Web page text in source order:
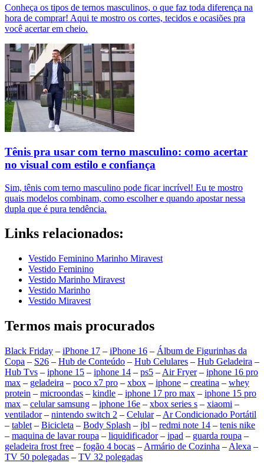
Conheça os tipos de ternos masculinos, o que faz toda diferença na
hora de comprar! Aqui te mostro os cortes, tecidos e ocasiões pra
você acertar em cheio.
Tênis pra usar com terno masculino: como acertar
no visual com estilo e confiança
Sim, tênis com terno masculino pode ficar incrível! Eu te mostro
quais modelos combinam, como escolher e quando apostar nessa
dupla que é pura tendência.
Links relacionados:
Vestido Feminino Marinho Miravest
Vestido Feminino
Vestido Marinho Miravest
Vestido Marinho
Vestido Miravest
Termos mais procurados
Black Friday – iPhone 17 – iPhone 16 – Álbum de Figurinhas da
Copa – S26 – Hub de Conteúdo – Hub Celulares – Hub Geladeira –
Hub Tvs – iphone 15 – iphone 14 – ps5 – Air Fryer– iphone 16 pro
max – geladeira – poco x7 pro – xbox – iphone – creatina – whey
protein – microondas – kindle – iphone 17 pro max – iphone 15 pro
max – celular samsung – iphone 16e – xbox series s – xiaomi –
ventilador– nintendo switch 2 – Celular– Ar Condicionado Portátil
– tablet – Bicicleta – Body Splash – jbl – redmi note 14 – tenis nike
– maquina de lavar roupa – liquidificador– ipad – guarda roupa –
geladeira frost free – fogão 4 bocas – Armário de Cozinha – Alexa –
TV 50 polegadas – TV 32 polegadas